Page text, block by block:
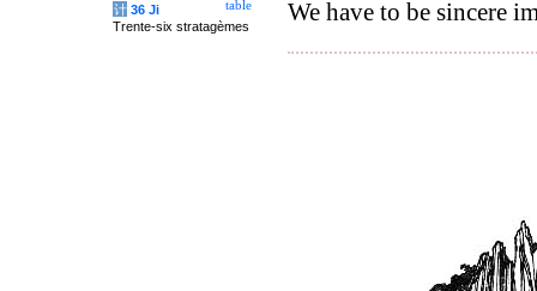
We have to be sincere
table
计 36 Ji
Trente-six stratagèmes